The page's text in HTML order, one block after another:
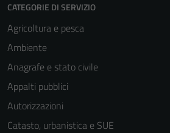
CATEGORIE DI SERVIZIO
Agricoltura e pesca
Ambiente
Anagrafe e stato civile
Appalti pubblici
Autorizzazioni
Catasto, urbanistica e SUE